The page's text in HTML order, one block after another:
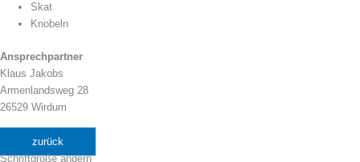
Skat
Knobeln
Ansprechpartner
Klaus Jakobs
Armenlandsweg 28
26529 Wirdum
zurück
Schriftgröße ändern